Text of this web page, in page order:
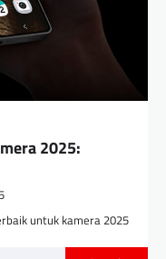
2025:
untuk kamera 2025